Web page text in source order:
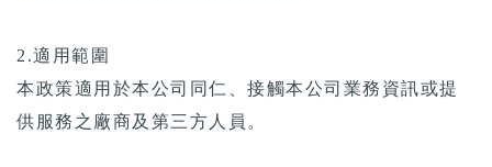
2.適用範圍
本政策適用於本公司同仁、接觸本公司業務資訊或提
供服務之廠商及第三方人員。